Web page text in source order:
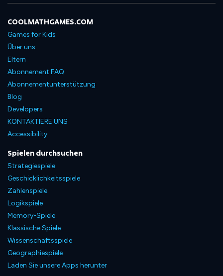
COOLMATHGAMES.COM
Games for Kids
Über uns
Eltern
Abonnement FAQ
Abonnementunterstützung
Blog
Developers
KONTAKTIERE UNS
Accessibility
Spielen durchsuchen
Strategiespiele
Geschicklichkeitsspiele
Zahlenspiele
Logikspiele
Memory-Spiele
Klassische Spiele
Wissenschaftsspiele
Geographiespiele
Laden Sie unsere Apps herunter